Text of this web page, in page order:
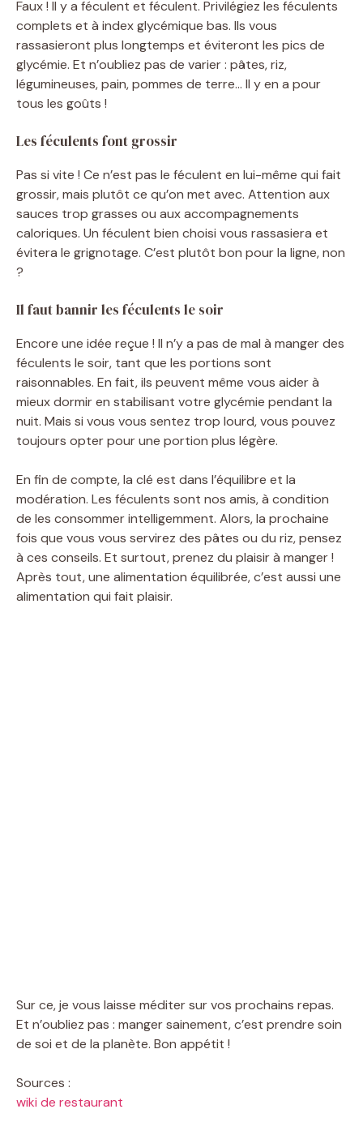
Faux ! Il y a féculent et féculent. Privilégiez les féculents
complets et à index glycémique bas. Ils vous
rassasieront plus longtemps et éviteront les pics de
glycémie. Et n’oubliez pas de varier : pâtes, riz,
légumineuses, pain, pommes de terre… Il y en a pour
tous les goûts !
Les féculents font grossir
Pas si vite ! Ce n’est pas le féculent en lui-même qui fait
grossir, mais plutôt ce qu’on met avec. Attention aux
sauces trop grasses ou aux accompagnements
caloriques. Un féculent bien choisi vous rassasiera et
évitera le grignotage. C’est plutôt bon pour la ligne, non
?
Il faut bannir les féculents le soir
Encore une idée reçue ! Il n’y a pas de mal à manger des
féculents le soir, tant que les portions sont
raisonnables. En fait, ils peuvent même vous aider à
mieux dormir en stabilisant votre glycémie pendant la
nuit. Mais si vous vous sentez trop lourd, vous pouvez
toujours opter pour une portion plus légère.
En fin de compte, la clé est dans l’équilibre et la
modération. Les féculents sont nos amis, à condition
de les consommer intelligemment. Alors, la prochaine
fois que vous vous servirez des pâtes ou du riz, pensez
à ces conseils. Et surtout, prenez du plaisir à manger !
Après tout, une alimentation équilibrée, c’est aussi une
alimentation qui fait plaisir.
Sur ce, je vous laisse méditer sur vos prochains repas.
Et n’oubliez pas : manger sainement, c’est prendre soin
de soi et de la planète. Bon appétit !
Sources :
wiki de restaurant